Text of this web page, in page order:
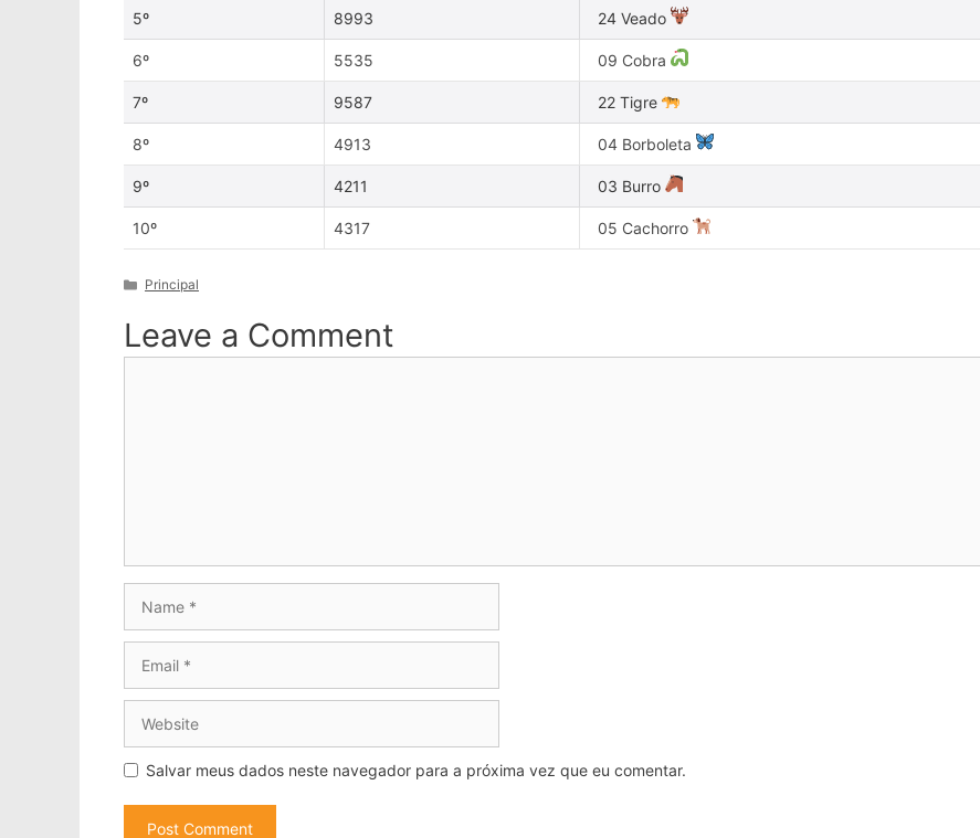
5º 8993 24 Veado
6º 5535 09 Cobra
7º 9587 22 Tigre
8º 4913 04 Borboleta
9º 4211 03 Burro
10º 4317 05 Cachorro
Categories
Principal
Leave a Comment
Salvar meus dados neste navegador para a próxima vez que eu comentar.